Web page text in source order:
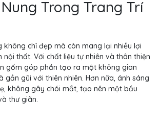
Trong Trang Trí
chỉ đẹp mà còn mang lại nhiều lợi
nội thất. Với chất liệu tự nhiên và thân thiện
gốm góp phần tạo ra một không gian
gần gũi với thiên nhiên. Hơn nữa, ánh sáng
không gây chói mắt, tạo nên một bầu
thư giãn.